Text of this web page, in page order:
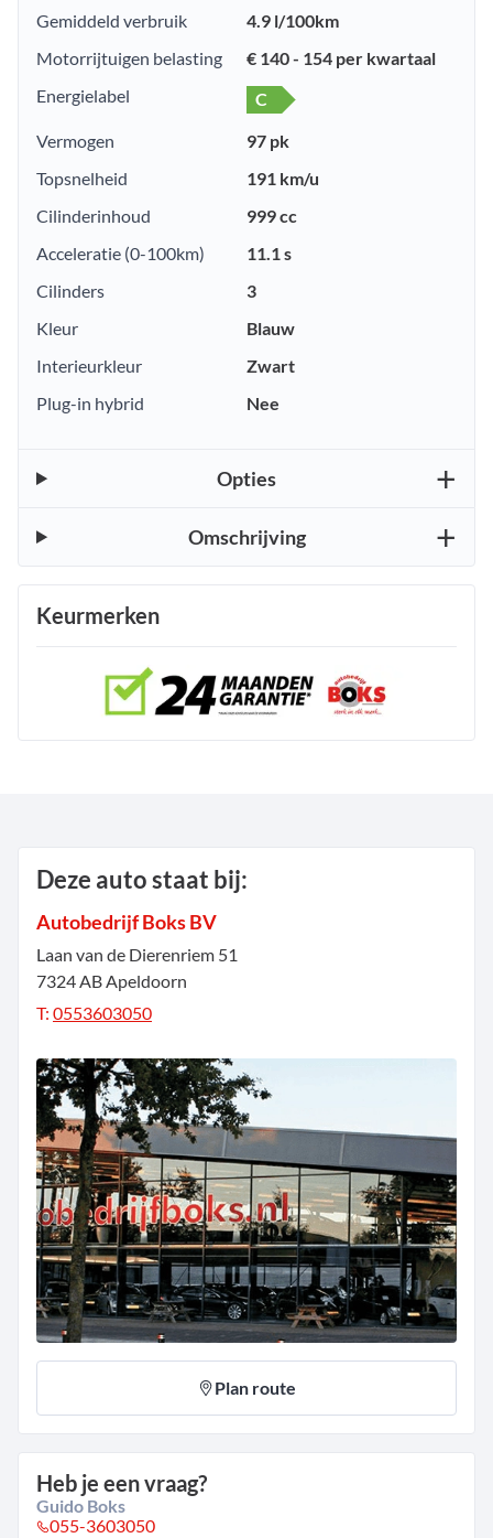
Gemiddeld verbruik
4.9 l/100km
Motorrijtuigen belasting
€ 140 - 154 per kwartaal
Energielabel
C
Vermogen
97 pk
Topsnelheid
191 km/u
Cilinderinhoud
999 cc
Acceleratie (0-100km)
11.1 s
Cilinders
3
Kleur
Blauw
Interieurkleur
Zwart
Plug-in hybrid
Nee
Opties
Omschrijving
Keurmerken
Deze auto staat bij:
Autobedrijf Boks BV
Laan van de Dierenriem 51
7324 ABApeldoorn
T: 0553603050
Plan route
Heb je een vraag?
Guido Boks
055-3603050